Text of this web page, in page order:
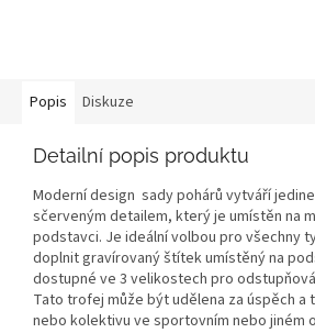
Popis Diskuze
Detailní popis produktu
Moderní design sady pohárů vytváří
sčerveným detailem, který je umístěn na
podstavci. Je ideální volbou pro všechny
doplnit gravírovaný štítek umístěný na
dostupné ve 3 velikostech pro
Tato trofej může být udělena za úspěch a
nebo kolektivu ve sportovním nebo jiném